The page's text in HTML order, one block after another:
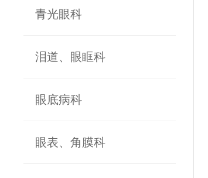
青光眼科
泪道、眼眶科
眼底病科
眼表、角膜科